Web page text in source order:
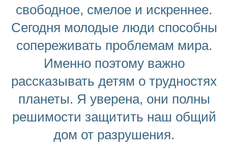
свободное, смелое и искреннее.
Сегодня молодые люди способны
сопереживать проблемам мира.
Именно поэтому важно
рассказывать детям о трудностях
планеты. Я уверена, они полны
решимости защитить наш общий
дом от разрушения.